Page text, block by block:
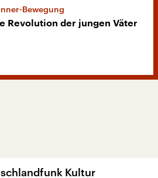
Bewegung
Revolution der jungen Väter
Kultur